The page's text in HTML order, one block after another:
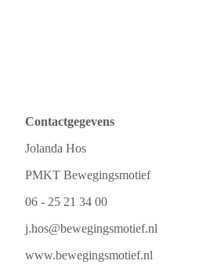
Contactgegevens
Jolanda Hos
PMKT Bewegingsmotief
06 - 25 21 34 00
j.hos@bewegingsmotief.nl
www.bewegingsmotief.nl